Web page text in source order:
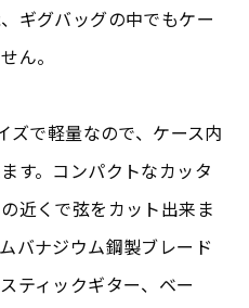
ギグバッグの中でもケー
ん。
で軽量なので、ケース内
す。コンパクトなカッタ
近くで弦をカット出来ま
バナジウム鋼製ブレード
ティックギター、ベー